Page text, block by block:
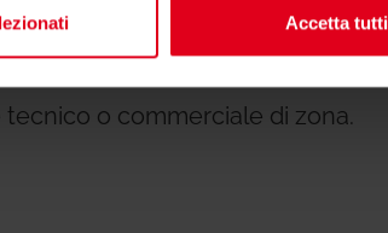
Accetta tutti
o commerciale di zona.